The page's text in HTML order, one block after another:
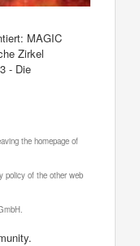
MAGIC
Zirkel
- Die
the homepage of
policy of the other web